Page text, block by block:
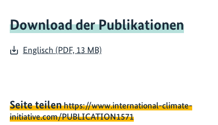
Download der Publikationen
Englisch (PDF, 13 MB)
Seite teilenhttps://www.international-climate-
initiative.com/PUBLICATION1571